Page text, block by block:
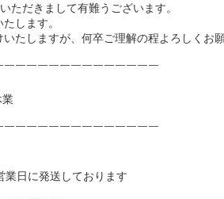
ただきまして有難うございます。
します。
たしますが、何卒ご理解の程よろしくお
￣￣￣￣￣￣￣￣￣￣￣￣￣
業
￣￣￣￣￣￣￣￣￣￣￣￣￣
日に発送しております